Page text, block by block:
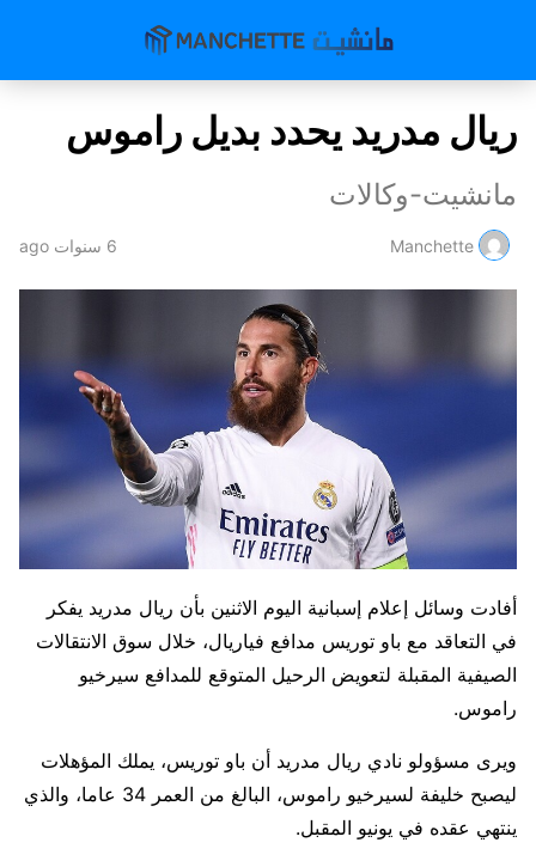
ريال مدريد يحدد بديل راموس
مانشيت-وكالات
Manchette 6 سنوات ago
أفادت وسائل إعلام إسبانية اليوم الاثنين بأن ريال مدريد يفكر
في التعاقد مع باو توريس مدافع فياريال، خلال سوق الانتقالات
الصيفية المقبلة لتعويض الرحيل المتوقع للمدافع سيرخيو
راموس.
ويرى مسؤولو نادي ريال مدريد أن باو توريس، يملك المؤهلات
ليصبح خليفة لسيرخيو راموس، البالغ من العمر 34 عاما، والذي
ينتهي عقده في يونيو المقبل.